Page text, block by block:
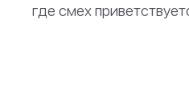
где смех